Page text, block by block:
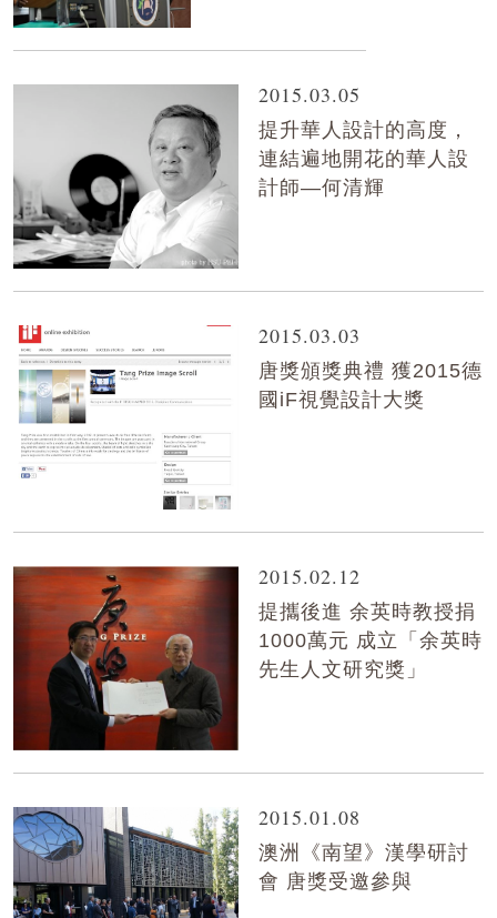
2015.03.05
提升華人設計的高度，
連結遍地開花的華人設
計師—何清輝
2015.03.03
唐獎頒獎典禮 獲2015德
國iF視覺設計大獎
2015.02.12
提攜後進 余英時教授捐
1000萬元 成立「余英時
先生人文研究獎」
2015.01.08
澳洲《南望》漢學研討
會 唐獎受邀參與